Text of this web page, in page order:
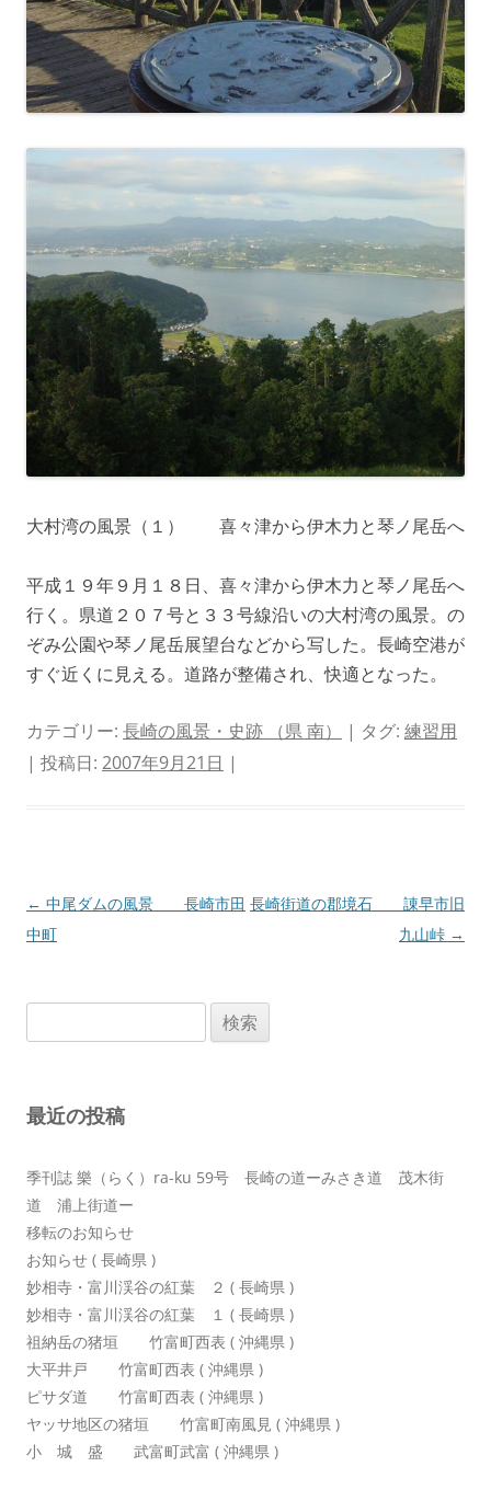
大村湾の風景（１） 喜々津から伊木力と琴ノ尾岳へ
平成１９年９月１８日、喜々津から伊木力と琴ノ尾岳へ
行く。県道２０７号と３３号線沿いの大村湾の風景。の
ぞみ公園や琴ノ尾岳展望台などから写した。長崎空港が
すぐ近くに見える。道路が整備され、快適となった。
カテゴリー: 長崎の風景・史跡 （県 南） | タグ: 練習用
| 投稿日: 2007年9月21日 |
投
稿
ョ
← 中尾ダムの風景 長崎市田
中町
長崎街道の郡境石 諌早市旧
九山峠 →
索:
最近の投稿
季刊誌 樂（らく）ra-ku 59号 長崎の道ーみさき道 茂木街
道 浦上街道ー
移転のお知らせ
お知らせ ( 長崎県 )
妙相寺・富川渓谷の紅葉 ２ ( 長崎県 )
妙相寺・富川渓谷の紅葉 １ ( 長崎県 )
祖納岳の猪垣 竹富町西表 ( 沖縄県 )
大平井戸 竹富町西表 ( 沖縄県 )
ピサダ道 竹富町西表 ( 沖縄県 )
ヤッサ地区の猪垣 竹富町南風見 ( 沖縄県 )
小 城 盛 武富町武富 ( 沖縄県 )